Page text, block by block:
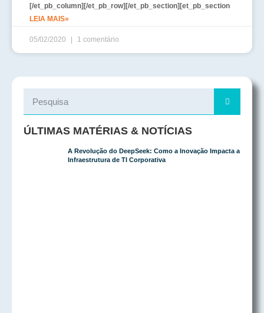
[/et_pb_column][/et_pb_row][/et_pb_section][et_pb_section
LEIA MAIS»
05/02/2020 1 comentário
ÚLTIMAS MATÉRIAS & NOTÍCIAS
A Revolução do DeepSeek: Como a Inovação Impacta a
Infraestrutura de TI Corporativa